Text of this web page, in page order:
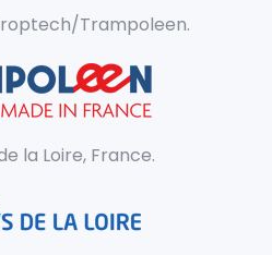
Trampoleen.
la Loire, France.